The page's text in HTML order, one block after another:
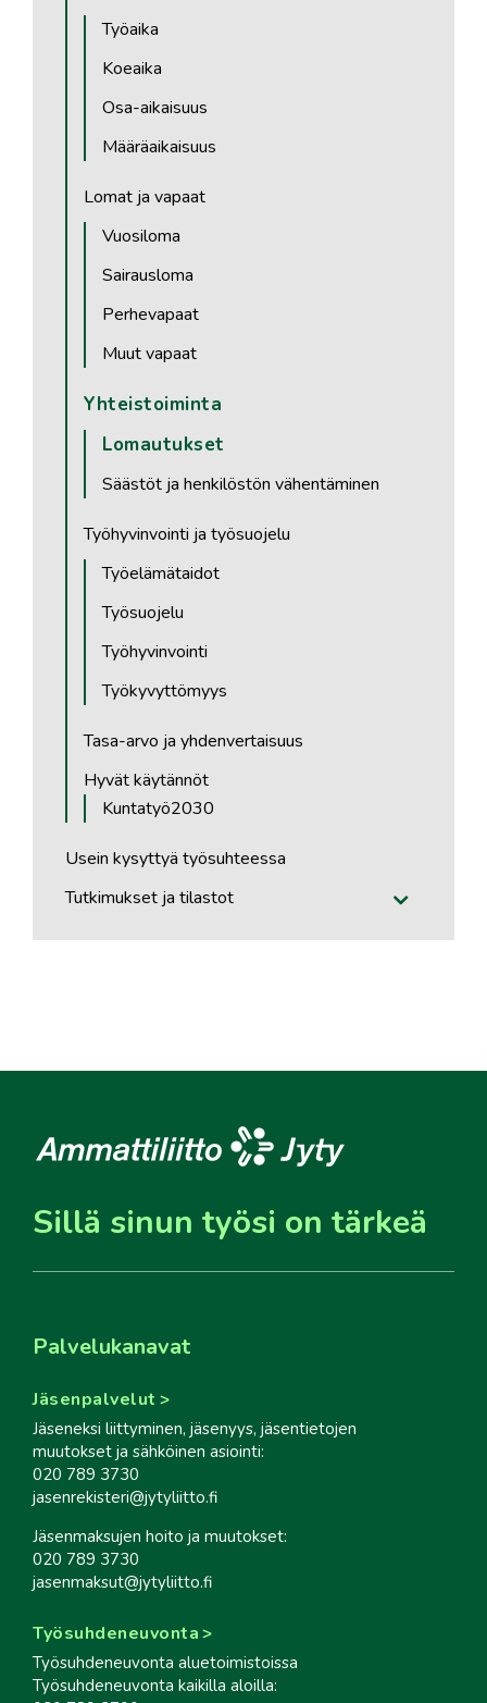
Työaika
Koeaika
Osa-aikaisuus
Määräaikaisuus
Lomat ja vapaat
Vuosiloma
Sairausloma
Perhevapaat
Muut vapaat
Yhteistoiminta
Lomautukset
Säästöt ja henkilöstön vähentäminen
Työhyvinvointi ja työsuojelu
Työelämätaidot
Työsuojelu
Työhyvinvointi
Työkyvyttömyys
Tasa-arvo ja yhdenvertaisuus
Hyvät käytännöt
Kuntatyö2030
Usein kysyttyä työsuhteessa
Tutkimukset ja tilastot
Sillä sinun työsi on tärkeä
Palvelukanavat
Jäsenpalvelut
Jäseneksi liittyminen, jäsenyys, jäsentietojen
muutokset ja sähköinen asiointi:
020 789 3730
jasenrekisteri@jytyliitto.fi
Jäsenmaksujen hoito ja muutokset:
020 789 3730
jasenmaksut@jytyliitto.fi
Työsuhdeneuvonta
Työsuhdeneuvonta aluetoimistoissa
Työsuhdeneuvonta kaikilla aloilla: